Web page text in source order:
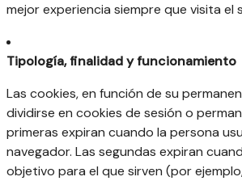
mejor experiencia siempre que visita el
Tipología, finalidad y funcionamiento
Las cookies, en función de su
dividirse en cookies de sesión o
primeras expiran cuando la persona
navegador. Las segundas expiran
objetivo para el que sirven (por